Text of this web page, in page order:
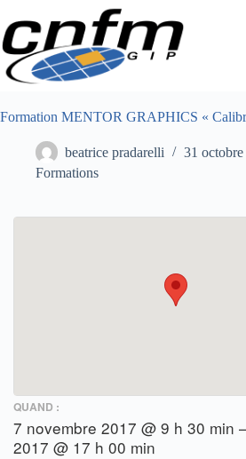
au
contenu
Formation MENTOR GRAPHICS «
beatrice pradarelli
31
Formations
QUAND :
7 novembre 2017 @ 9 h 30 min
2017 @ 17 h 00 min